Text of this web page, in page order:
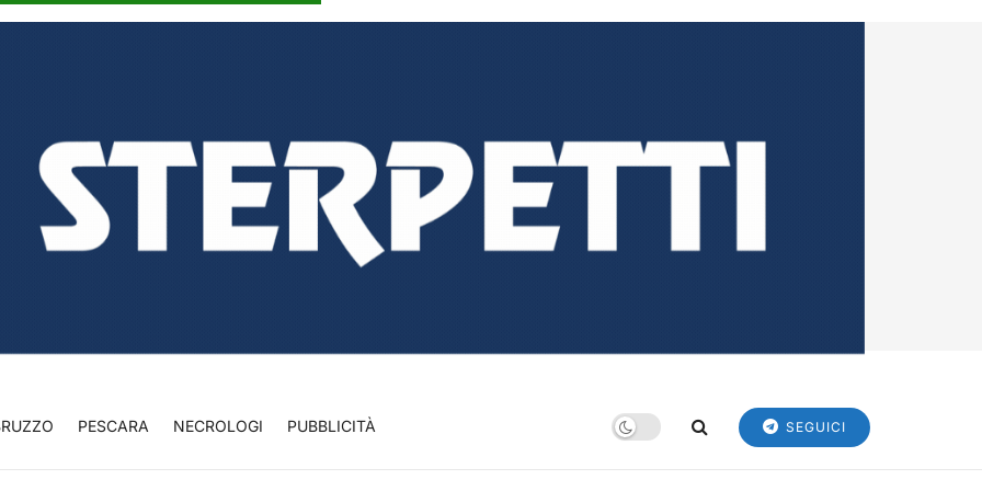
PESCARA NECROLOGI PUBBLICITÀ SEGUICI